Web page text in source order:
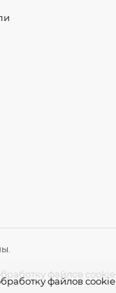
файлов cookie
файлов cookie